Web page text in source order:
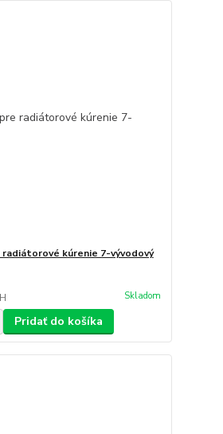
radiátorové kúrenie 7-vývodový
Skladom
Pridať do košíka